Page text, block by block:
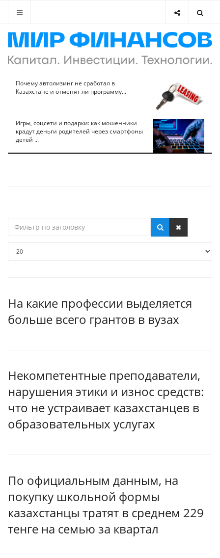
Почему автолизинг не сработал в
Казахстане и отменят ли программу...
Игры, соцсети и подарки: как мошенники
крадут деньги родителей через смартфоны
детей ...
по
На какие профессии выделяется
больше всего грантов в вузах
Некомпетентные преподаватели,
нарушения этики и износ средств:
что не устраивает казахстанцев в
образовательных услугах
По официальным данным, на
покупку школьной формы
казахстанцы тратят в среднем 229
тенге на семью за квартал